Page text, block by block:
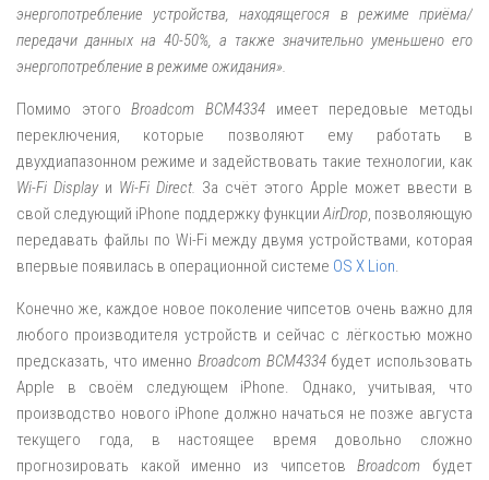
энергопотребление устройства, находящегося в режиме приёма/
передачи данных на 40-50%, а также значительно уменьшено его
энергопотребление в режиме ожидания».
Помимо этогоBroadcom BCM4334 имеет передовые методы
переключения, которые позволяют ему работать в
двухдиапазонном режиме и задействовать такие технологии, как
Wi-Fi Displayи Wi-Fi Direct. За счёт этого Apple может ввести в
свой следующий iPhone поддержку функции AirDrop, позволяющую
передавать файлы по Wi-Fi между двумя устройствами, которая
впервые появилась в операционной системе OS X Lion
Конечно же, каждое новое поколение чипсетов очень важно для
любого производителя устройств и сейчас с лёгкостью можно
предсказать, что именно Broadcom BCM4334будет использовать
Apple в своём следующем iPhone. Однако, учитывая, что
производство нового iPhone должно начаться не позже августа
текущего года, в настоящее время довольно сложно
прогнозировать какой именно из чипсетовBroadcom будет